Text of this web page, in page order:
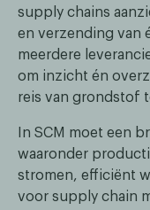
supply chains
en verzending van
meerdere
om inzicht én
reis van grondstof
In SCM moet een
waaronder
stromen, efficiënt
voor supply chain